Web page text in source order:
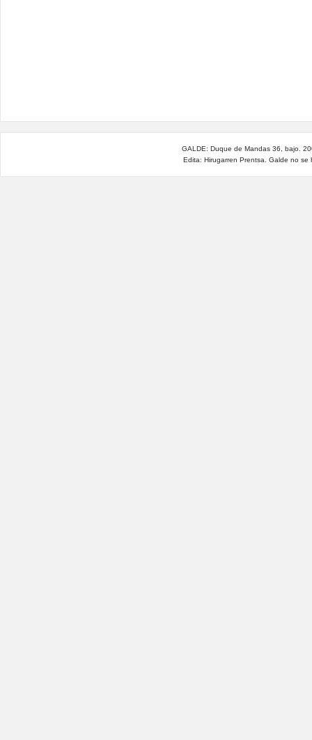
GALDE: Duque de Mandas 36, bajo.
Edita: Hirugarren Prentsa. Galde no